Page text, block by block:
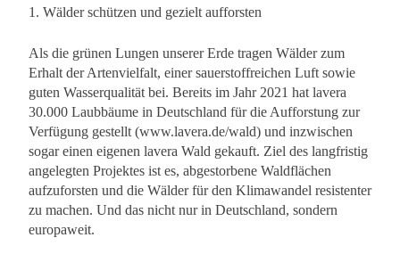
1. Wälder schützen und gezielt aufforsten
Als die grünen Lungen unserer Erde tragen Wälder zum
Erhalt der Artenvielfalt, einer sauerstoffreichen Luft sowie
guten Wasserqualität bei. Bereits im Jahr 2021 hat lavera
30.000 Laubbäume in Deutschland für die Aufforstung zur
Verfügung gestellt (www.lavera.de/wald) und inzwischen
sogar einen eigenen lavera Wald gekauft. Ziel des langfristig
angelegten Projektes ist es, abgestorbene Waldflächen
aufzuforsten und die Wälder für den Klimawandel resistenter
zu machen. Und das nicht nur in Deutschland, sondern
europaweit.